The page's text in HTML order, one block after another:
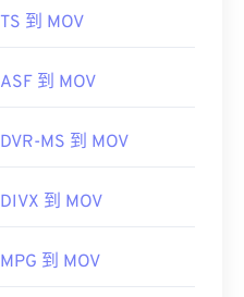
TS 到 MOV
ASF 到 MOV
DVR-MS 到 MOV
DIVX 到 MOV
MPG 到 MOV